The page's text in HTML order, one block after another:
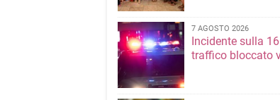
7 AGOSTO 2026
Incidente sulla
traffico bloccato